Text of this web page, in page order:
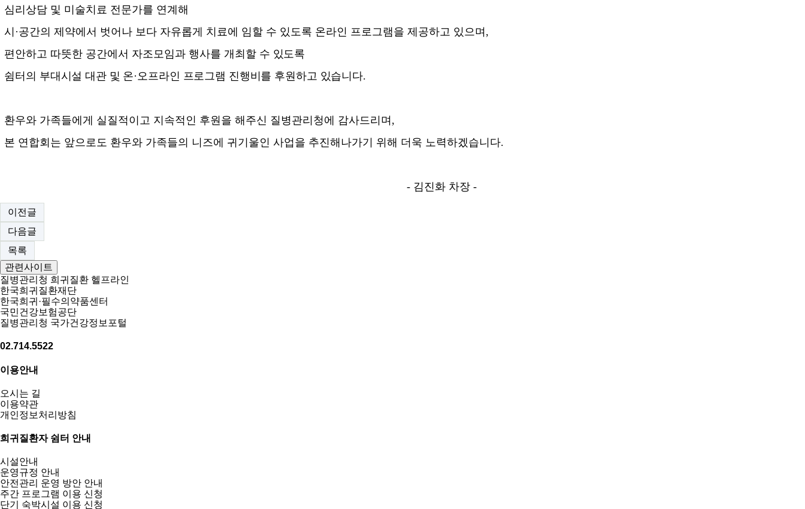
심리상담 및 미술치료 전문가를 연계해
시 ·공간의 제약에서 벗어나 보다 자유롭게 치료에 임할 수 있도록 온라인 프로그램을 제공하고 있으며 ,
편안하고 따뜻한 공간에서 자조모임과 행사를개최할 수 있도록
쉼터의 부대시설 대관 및 온·오프라인 프로그램 진행비를 후원하고 있습니다.
환우와 가족들에게 실질적이고 지속적인 후원을 해주신 질병관리청에 감사드리며,
본 연합회는 앞으로도 환우와 가족들의 니즈에 귀기울인 사업을 추진해나가기 위해 더욱 노력하겠습니다.
- 김진화 차장 -
이전글
다음글
목록
관련사이트
질병관리청 희귀질환 헬프라인
한국희귀질환재단
한국희귀·필수의약품센터
국민건강보험공단
질병관리청 국가건강정보포털
02.714.5522
이용안내
오시는 길
이용약관
개인정보처리방침
희귀질환자 쉼터 안내
시설안내
운영규정 안내
안전관리 운영 방안 안내
주간 프로그램 이용 신청
단기 숙박시설 이용 신청